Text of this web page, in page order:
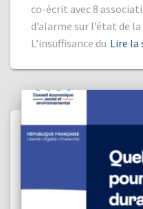
co-écrit avec 8
d’alarme sur l’état de
L’insuffisance du Lire